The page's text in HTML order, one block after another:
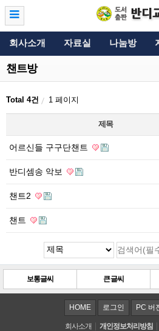
회사소개 자료실 나눔방
챈트방
Total 4건 1 페이지
제목
어르신들 구구단챈트
반디셈송 악보
챈트2
챈트
보통글씨 큰 글씨
HOME 로그인 PC 버
회사소개 개인정보처리방침